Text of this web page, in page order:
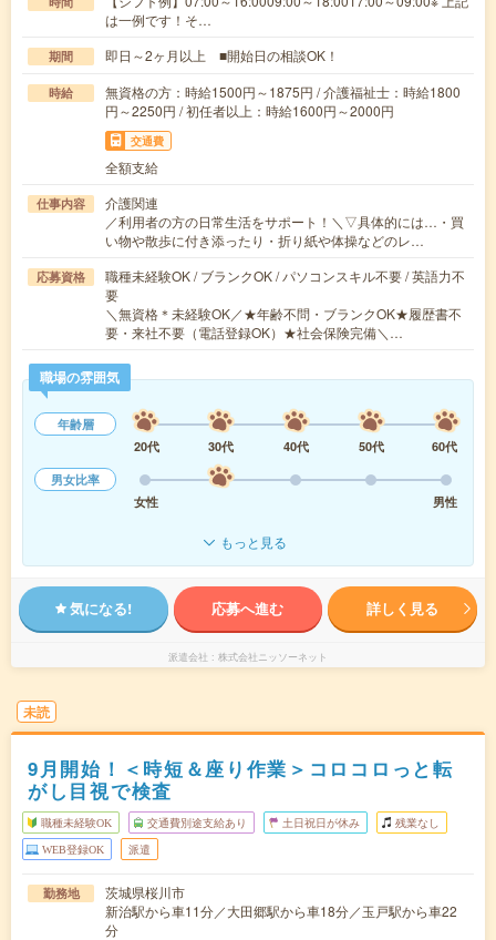
は一例です！そ…
期間 即日～2ヶ月以上 ■開始日の相談OK！
時給
無資格の方：時給1500円～1875円 / 介護福祉士：時給1800
円～2250円 / 初任者以上：時給1600円～2000円
交通費
全額支給
仕事内容
介護関連
／利用者の方の日常生活をサポート！＼▽具体的には…・買
い物や散歩に付き添ったり・折り紙や体操などのレ…
応募資格
職種未経験OK / ブランクOK / パソコンスキル不要 / 英語力不
要
＼無資格＊未経験OK／★年齢不問・ブランクOK★履歴書不
要・来社不要（電話登録OK）★社会保険完備＼…
職場の雰囲気
年齢層
20代
30代 40代 50代
60代
男女比率
女性
男性
もっと見る
気になる! 応募へ進む 詳しく見る
派遣会社 株式会社ニッソーネット
未読
9月開始！＜時短＆座り作業＞コロコロっと転
がし目視で検査
職種未経験OK 交通費別途支給あり 土日祝日が休み 残業なし
WEB登録OK 派遣
勤務地
茨城県桜川市
新治駅から車11分／大田郷駅から車18分／玉戸駅から車22
分